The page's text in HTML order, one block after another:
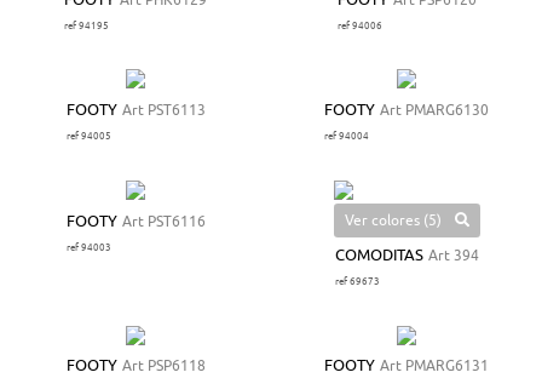
ref 94195 ref 94006
FOOTY Art PST6113
ref 94005
FOOTY Art PMARG6130
ref 94004
FOOTY Art PST6116
ref 94003
Ver colores (5)
COMODITAS Art 394
ref 69673
FOOTY Art PSP6118 FOOTY Art PMARG6131